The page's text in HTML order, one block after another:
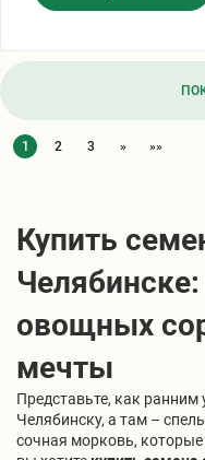
1 2 3 » »»
Купить
овощных
мечты
Представьте, как
Челябинску, а там –
сочная морковь,